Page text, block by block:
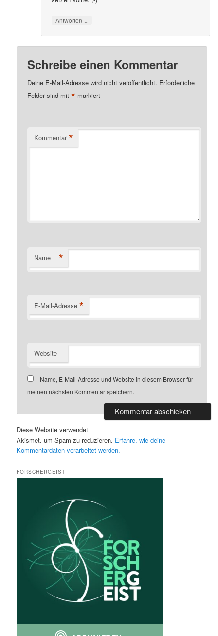
Antworten ↓
Schreibe einen Kommentar
Deine E-Mail-Adresse wird nicht veröffentlicht. Erforderliche
Felder sind mit* markiert
Kommentar *
Name *
E-Mail-Adresse *
Website
Name, E-Mail-Adresse und Website in diesem Browser für
meinen nächsten Kommentar speichern.
Diese Website verwendet
Akismet, um Spam zu reduzieren. Erfahre, wie deine
Kommentardaten verarbeitet werden.
FORSCHERGEIST